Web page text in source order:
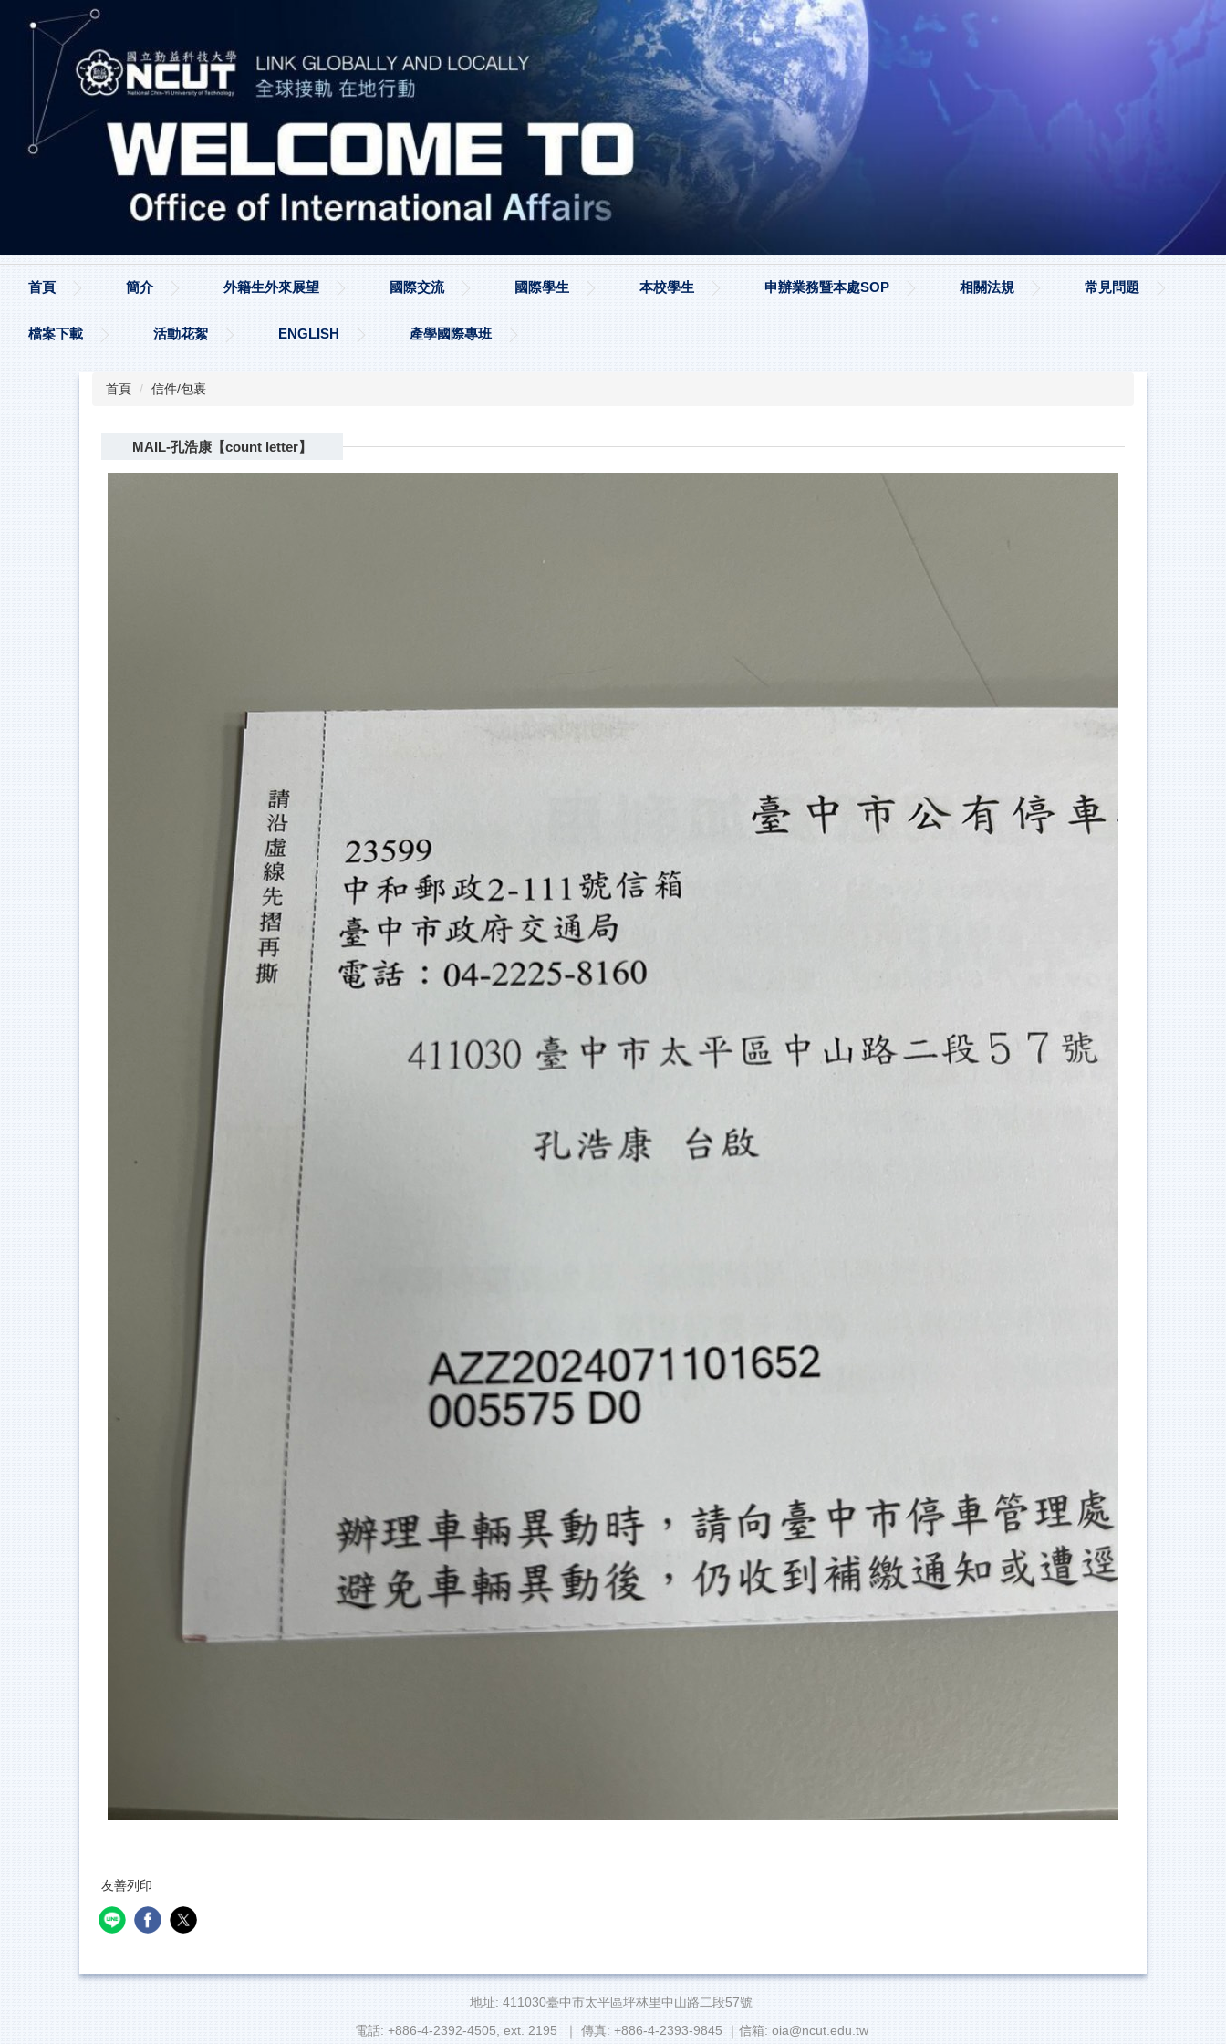
首頁 簡介 外籍生外來展望 國際交流 國際學生 本校學生 申辦業務暨本處SOP 相關法規 常見問題
檔案下載 活動花絮 ENGLISH 產學國際專班
首頁 信件/包裹
MAIL-孔浩康【count letter】
友善列印
地址: 411030臺中市太平區坪林里中山路二段57號
電話: +886-4-2392-4505, ext. 2195 ｜ 傳真: +886-4-2393-9845 ｜信箱: oia@ncut.edu.tw